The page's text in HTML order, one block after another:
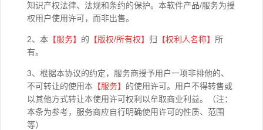
知识产权法律、法规和条约的保护。本软件产品/服务为授
权用户使用许可，而非出售。
2、本 【服务】 的 【版权/所有权】 归 【权利人名称】 所
有。
3、根据本协议的约定，服务商授予用户一项非排他的、
不可转让的使用本 【服务】 的使用许可。用户不得转售或
以其他方式转让本使用许可权利以牟取商业利益。（注：
本条为参考，服务商应自行明确使用许可的性质、范围
等）